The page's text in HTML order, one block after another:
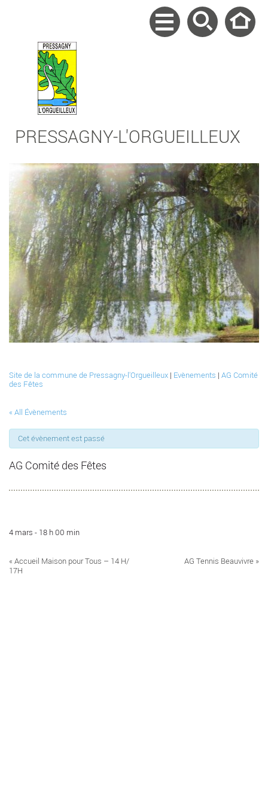
PRESSAGNY-L'ORGUEILLEUX
Site de la commune de Pressagny-l'Orgueilleux | Evènements | AG Comité
des Fêtes
« All Évènements
Cet évènement est passé
AG Comité des Fêtes
4 mars - 18 h 00 min
Évènement
« Accueil Maison pour Tous – 14 H/
17H
AG Tennis Beauvivre »